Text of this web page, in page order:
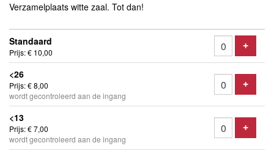
Verzamelplaats witte zaal. Tot dan!
Aantal
Standaard
Prijs: € 10,00
+Voeg
<26
Prijs: € 8,00
wordt gecontroleerd aan de ingang
+Voeg
<13
Prijs: € 7,00
wordt gecontroleerd aan de ingang
+Voeg